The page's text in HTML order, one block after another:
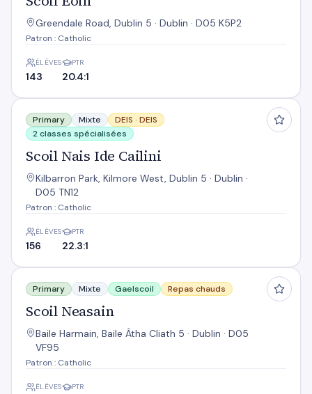
Greendale Road, Dublin 5 · Dublin · D05 K5P2
Patron : Catholic
ÉLÈVES
143
PTR
20.4:1
Scoil Nais Ide Cailini
Primary Mixte DEIS · DEIS
2 classes spécialisées
Scoil Nais Ide Cailini
Kilbarron Park, Kilmore West, Dublin 5 · Dublin ·
D05 TN12
Patron : Catholic
ÉLÈVES
156
PTR
22.3:1
Scoil Neasain
Primary Mixte Gaelscoil Repas chauds
Scoil Neasain
Baile Harmain, Baile Átha Cliath 5 · Dublin · D05
VF95
Patron : Catholic
ÉLÈVES PTR